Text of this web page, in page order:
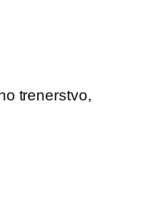
trenerstvo,